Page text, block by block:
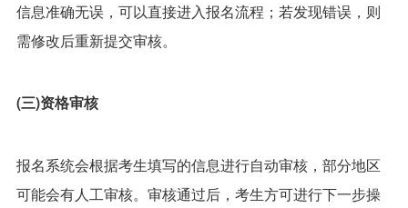
信息准确无误，可以直接进入报名流程；若发现错误，则
需修改后重新提交审核。
(三)资格审核
报名系统会根据考生填写的信息进行自动审核，部分地区
可能会有人工审核。审核通过后，考生方可进行下一步操